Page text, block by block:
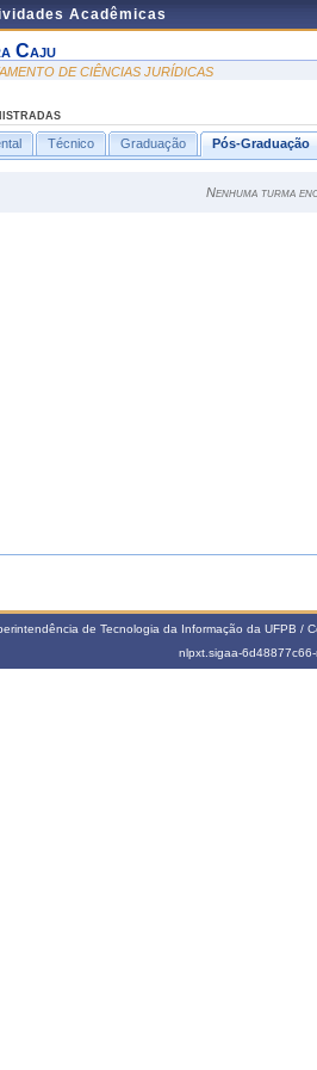
Acadêmicas
Caju
DE CIÊNCIAS JURÍDICAS
Técnico Graduação Pós-Graduação
Nenhuma turma
de Tecnologia da Informação da UFPB /
nlpxt.sigaa-